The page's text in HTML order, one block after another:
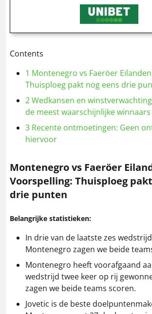
Contents
1 Montenegro vs Faeröer
Thuisploeg pakt nog eens drie
2Wedkansen en
de meest waarschijnlijke winnaars
3 Recente ontmoetingen: Geen
hiervoor
Montenegro vs Faeröer
Voorspelling: Thuisploeg
drie punten
Belangrijke statistieken:
In drie van de laatste zes
Montenegro zagen we beide
Montenegro heeft voorafgaand
wedstrijd twee keer op rij
zagen we beide teams scoren.
Jovetic is de beste